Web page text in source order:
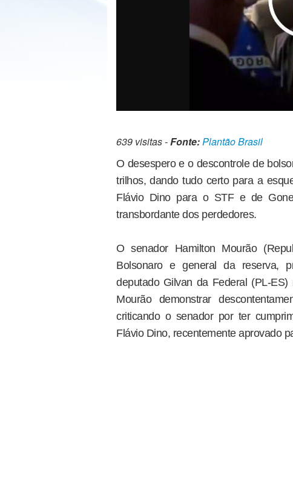
639 visitas -Fonte:Plantão Brasil
O desespero e o descontrole de
trilhos, dando tudo certo para a
Flávio Dino para o STF e de
transbordante dos perdedores.
O senador Hamilton Mourão
Bolsonaro e general da reserva,
deputado Gilvan da Federal (PL-
Mourão demonstrar
criticando o senador por ter
Flávio Dino, recentemente aprovado